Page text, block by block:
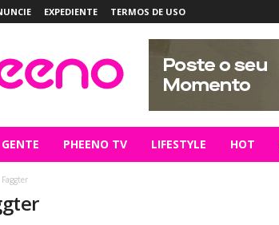
EXPEDIENTE TERMOS DE USO
GENTE PHEENO TV LIFESTYLE HOT
Faggter